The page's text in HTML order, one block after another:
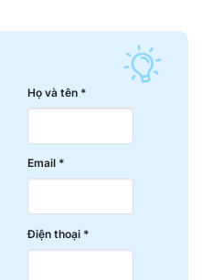
Họ và tên *
Email *
Điện thoại *